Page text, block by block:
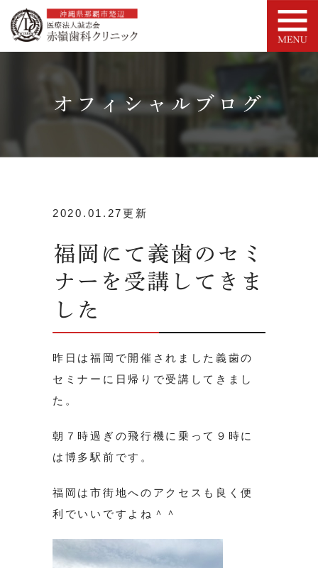
オフィシャルブログ
2020.01.27更新
福岡にて義歯のセミ
ナーを受講してきま
した
昨日は福岡で開催されました義歯の
セミナーに日帰りで受講してきまし
た。
朝７時過ぎの飛行機に乗って９時に
は博多駅前です。
福岡は市街地へのアクセスも良く便
利でいいですよね＾＾